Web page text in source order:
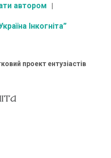
автором
Інкогніта”
проект ентузіастів